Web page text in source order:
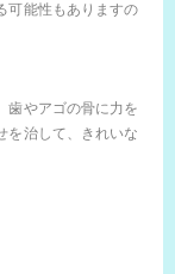
可能性もありますの
歯やアゴの骨に力を
を治して、きれいな